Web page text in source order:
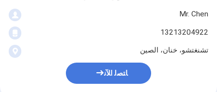
Mr. Chen
13213204922
تشنغتشو، خنان، الصين
ﺎﺘﺼﻟ ﺍﻶﻧ